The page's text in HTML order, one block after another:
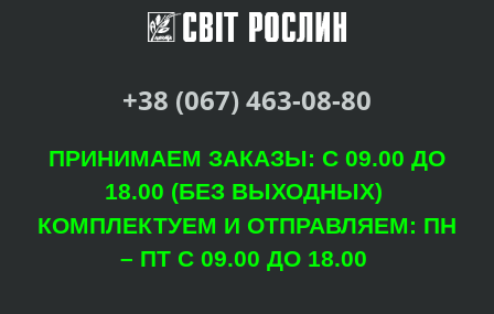
+38 (067) 463-08-80
ПРИНИМАЕМ ЗАКАЗЫ: С 09.00 ДО
18.00 (БЕЗ ВЫХОДНЫХ)
КОМПЛЕКТУЕМ И ОТПРАВЛЯЕМ: ПН
– ПТ С 09.00 ДО 18.00